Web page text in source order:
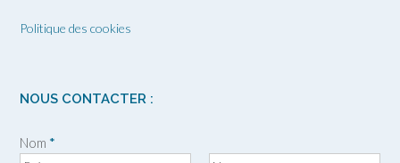
Politique des cookies
NOUS CONTACTER :
Nom *